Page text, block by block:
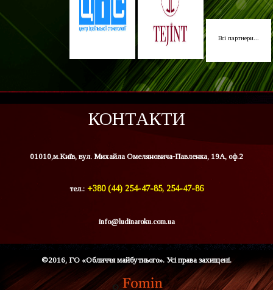
Всі партнери...
КОНТАКТИ
01010,м.Київ, вул. Михайла Омеляновича-Павленка, 19А, оф.2
тел.: +380 (44) 254-47-85, 254-47-86
info@ludinaroku.com.ua
©2016, ГО «Обличчя майбутнього». Усі права захищені.